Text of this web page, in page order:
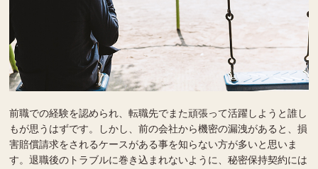
前職での経験を認められ、転職先でまた頑張って活躍しようと誰し
もが思うはずです。しかし、前の会社から機密の漏洩があると、損
害賠償請求をされるケースがある事を知らない方が多いと思いま
す。退職後のトラブルに巻き込まれないように、秘密保持契約には